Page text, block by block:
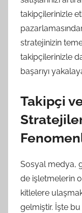
takipçilerinizle
stratejinizin
takipçilerinizle
başarıyı
Takipçi
Sosyal medya,
de işletmelerin
kitlelere
gelmiştir. İşte